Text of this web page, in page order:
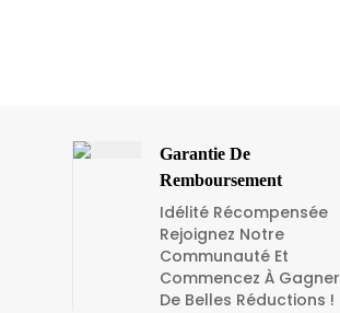
Garantie De
Remboursement
Idélité Récompensée
Rejoignez Notre
Communauté Et
Commencez À Gagner
De Belles Réductions !